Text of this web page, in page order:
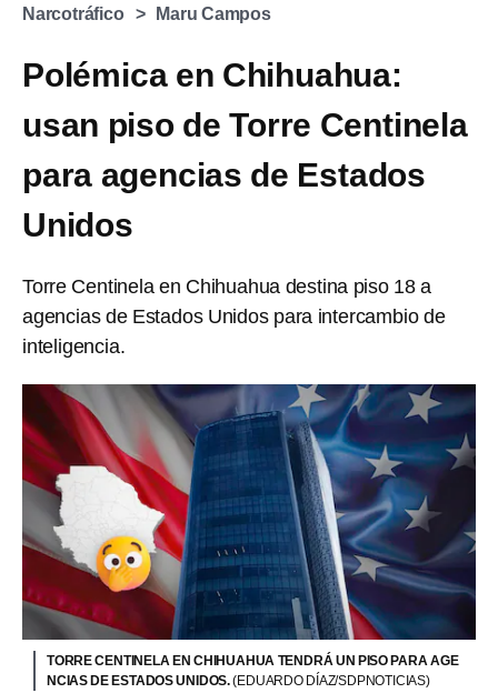
Narcotráfico Maru Campos
Polémica en Chihuahua:
usan piso de Torre Centinela
para agencias de Estados
Unidos
Torre Centinela en Chihuahua destina piso 18 a
agencias de Estados Unidos para intercambio de
inteligencia.
TORRE CENTINELA EN CHIHUAHUA TENDRÁ UN PISO PARA AGE
NCIAS DE ESTADOS UNIDOS.(EDUARDO DÍAZ/SDPNOTICIAS)